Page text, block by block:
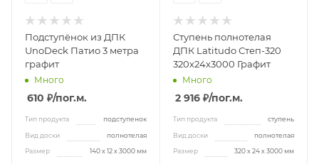
Подступёнок из ДПК
UnoDeck Патио 3 метра
графит
Много
610 ₽/пог.м.
Тип продукта подступенок
Вид доски полнотелая
Размер 140 х 12 х 3000 мм
Ступень полнотелая
ДПК Latitudo Степ-320
320х24х3000 Графит
Много
2 916 ₽/пог.м.
Тип продукта ступень
Вид доски полнотелая
Размер 320 х 24 х 3000 мм